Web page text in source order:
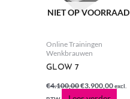
NIET OP VOORRAAD
Online Trainingen
Wenkbrauwen
GLOW 7
€4.100,00€3.900,00 excl.